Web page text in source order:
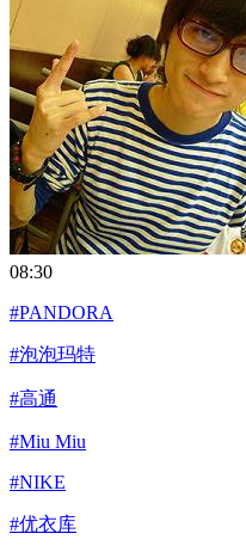
08:30
#PANDORA
#泡泡玛特
#高通
#Miu Miu
#NIKE
#优衣库